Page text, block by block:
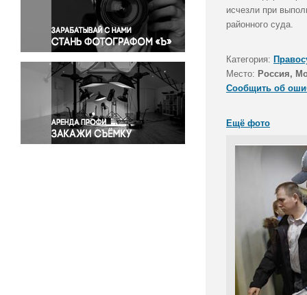
Правосудие
Происшествия и конфликты
Религия
Светская жизнь
Спорт
Экология
Экономика и бизнес
исчезли при
районного суда.
Категория:
Место: Россия,
Сообщить об
Ещё фото